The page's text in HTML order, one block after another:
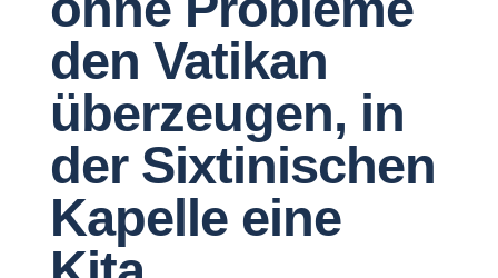
den Vatikan
überzeugen, in
der Sixtinischen
Kapelle eine